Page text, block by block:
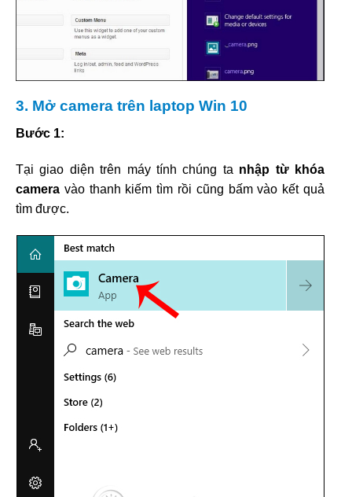
3. Mở camera trên laptop Win 10
Bước 1:
Tại giao diện trên máy tính chúng ta nhập từ khóa
camera vào thanh kiếm tìm rồi cũng bấm vào kết quả
tìm được.